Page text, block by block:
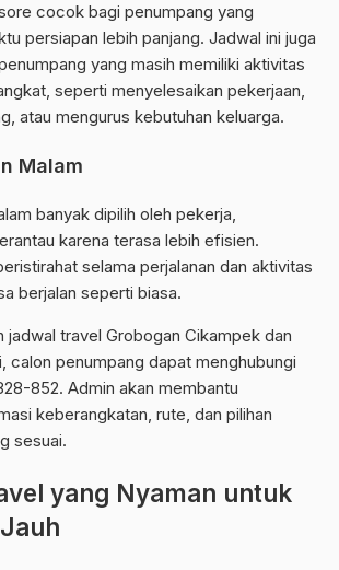
cocok bagi penumpang yang
persiapan lebih panjang. Jadwal ini juga
yang masih memiliki aktivitas
seperti menyelesaikan pekerjaan,
atau mengurus kebutuhan keluarga.
Malam
banyak dipilih oleh pekerja,
karena terasa lebih efisien.
selama perjalanan dan aktivitas
berjalan seperti biasa.
jadwal travel Grobogan Cikampek dan
calon penumpang dapat menghubungi
852. Admin akan membantu
keberangkatan, rute, dan pilihan
sesuai.
yang Nyaman untuk